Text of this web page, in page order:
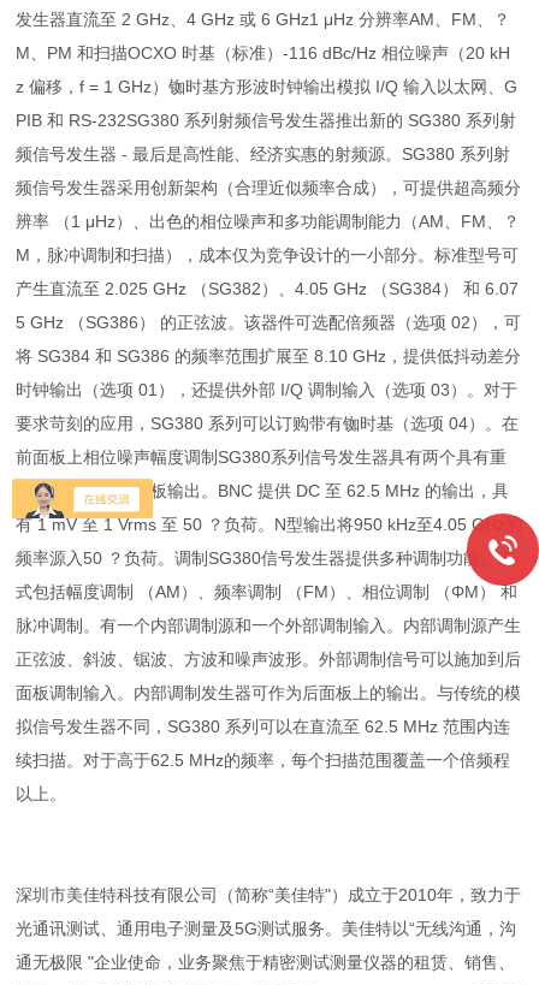
发生器直流至 2 GHz、4 GHz 或 6 GHz1 μHz 分辨率AM、FM、？
M、PM 和扫描OCXO 时基（标准）-116 dBc/Hz 相位噪声（20 kH
z 偏移，f = 1 GHz）铷时基方形波时钟输出模拟 I/Q 输入以太网、G
PIB 和 RS-232SG380 系列射频信号发生器推出新的 SG380 系列射
频信号发生器 - 最后是高性能、经济实惠的射频源。SG380 系列射
频信号发生器采用创新架构（合理近似频率合成），可提供超高频分
辨率 （1 μHz）、出色的相位噪声和多功能调制能力（AM、FM、？
M，脉冲调制和扫描），成本仅为竞争设计的一小部分。标准型号可
产生直流至 2.025 GHz （SG382）、4.05 GHz （SG384） 和 6.07
5 GHz （SG386） 的正弦波。该器件可选配倍频器（选项 02），可
将 SG384 和 SG386 的频率范围扩展至 8.10 GHz，提供低抖动差分
时钟输出（选项 01），还提供外部 I/Q 调制输入（选项 03）。对于
要求苛刻的应用，SG380 系列可以订购带有铷时基（选项 04）。在
前面板上相位噪声幅度调制SG380系列信号发生器具有两个具有重
叠频率范围的前面板输出。BNC 提供 DC 至 62.5 MHz 的输出，具
有 1 mV 至 1 Vrms 至 50 ？负荷。N型输出将950 kHz至4.05 GHz的
频率源入50 ？负荷。调制SG380信号发生器提供多种调制功能。模
式包括幅度调制 （AM）、频率调制 （FM）、相位调制 （ΦM） 和
脉冲调制。有一个内部调制源和一个外部调制输入。内部调制源产生
正弦波、斜波、锯波、方波和噪声波形。外部调制信号可以施加到后
面板调制输入。内部调制发生器可作为后面板上的输出。与传统的模
拟信号发生器不同，SG380 系列可以在直流至 62.5 MHz 范围内连
续扫描。对于高于62.5 MHz的频率，每个扫描范围覆盖一个倍频程
以上。
深圳市美佳特科技有限公司（简称“美佳特"）成立于2010年，致力于
光通讯测试、通用电子测量及5G测试服务。美佳特以“无线沟通，沟
通无极限 "企业使命，业务聚焦于精密测试测量仪器的租赁、销售、